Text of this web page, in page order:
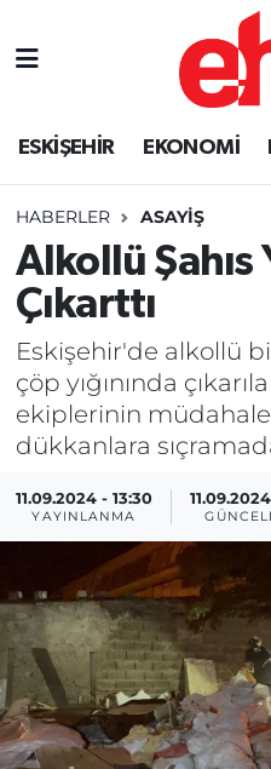
ESKİŞEHİR EKONOMİ
HABERLER ASAYİŞ
Alkollü Şahıs
Çıkarttı
Eskişehir'de alkollü
çöp yığınında
ekiplerinin
dükkanlara
11.09.2024 - 13:30
YAYINLANMA